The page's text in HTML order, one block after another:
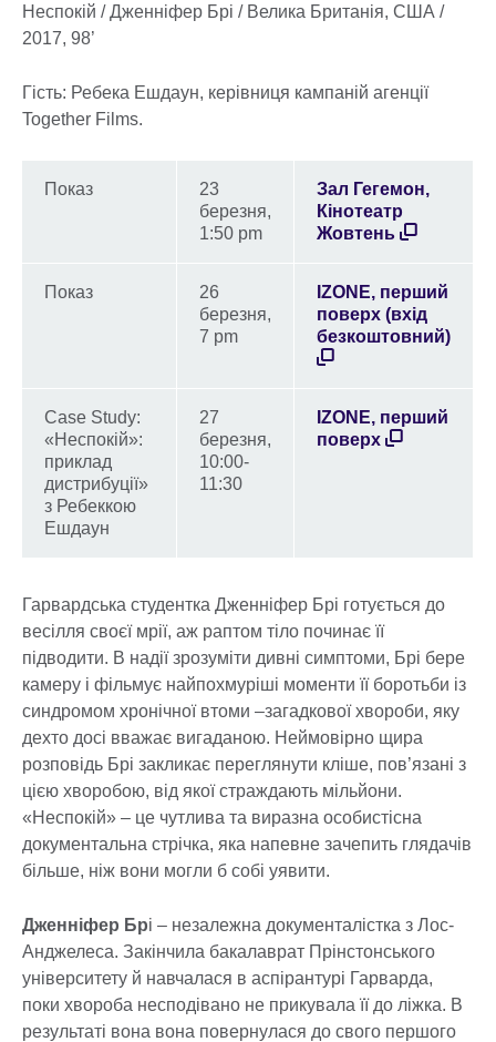
Неспокій / Дженніфер Брі / Велика Британія, США /
2017, 98’
Гість: Ребека Ешдаун, керівниця кампаній агенції
Together Films.
Показ
23
березня,
1:50 pm
Зал Гегемон,
Кінотеатр
Жовтень
Показ
26
березня,
7 pm
IZONE, перший
поверх (вхід
безкоштовний)
Case Study:
«Неспокій»:
приклад
дистрибуції»
з Ребеккою
Ешдаун
27
березня,
10:00-
11:30
IZONE, перший
поверх
Гарвардська студентка Дженніфер Брі готується до
весілля своєї мрії, аж раптом тіло починає її
підводити. В надії зрозуміти дивні симптоми, Брі бере
камеру і фільмує найпохмуріші моменти її боротьби із
синдромом хронічної втоми –загадкової хвороби, яку
дехто досі вважає вигаданою. Неймовірно щира
розповідь Брі закликає переглянути кліше, пов’язані з
цією хворобою, від якої страждають мільйони.
«Неспокій» – це чутлива та виразна особистісна
документальна стрічка, яка напевне зачепить глядачів
більше, ніж вони могли б собі уявити.
Дженніфер Брі – незалежна документалістка з Лос-
Анджелеса. Закінчила бакалаврат Прінстонського
університету й навчалася в аспірантурі Гарварда,
поки хвороба несподівано не прикувала її до ліжка. В
результаті вона вона повернулася до свого першого